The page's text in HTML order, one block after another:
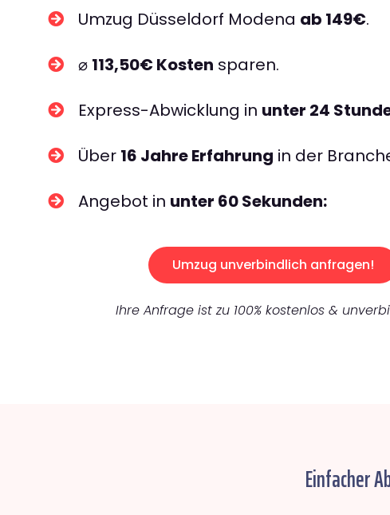
Umzug Düsseldorf Modena ab 149€.
⌀ 113,50€ Kosten sparen.
Express-Abwicklung in unter 24
Über 16 Jahre Erfahrung in der
Angebot in unter 60 Sekunden:
Umzug unverbindlich anfragen!
Ihre Anfrage ist zu 100% kostenlos &
Einfacher